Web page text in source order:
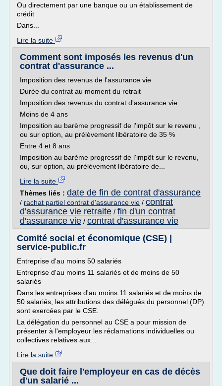
Ou directement par une banque ou un établissement de
crédit
Dans...
Lire la suite
Comment sont imposés les revenus d'un
contrat d'assurance ...
Imposition des revenus de l'assurance vie
Durée du contrat au moment du retrait
Imposition des revenus du contrat d'assurance vie
Moins de 4 ans
Imposition au barème progressif de l'impôt sur le revenu ,
ou sur option, au prélèvement libératoire de 35 %
Entre 4 et 8 ans
Imposition au barème progressif de l'impôt sur le revenu,
ou, sur option, au prélèvement libératoire de...
Lire la suite
Thèmes liés : date de fin de contrat d'assurance
/ rachat partiel contrat d'assurance vie / contrat
d'assurance vie retraite / fin d'un contrat
d'assurance vie / contrat d'assurance vie
Comité social et économique (CSE) |
service-public.fr
Entreprise d'au moins 50 salariés
Entreprise d'au moins 11 salariés et de moins de 50
salariés
Dans les entreprises d'au moins 11 salariés et de moins de
50 salariés, les attributions des délégués du personnel (DP)
sont exercées par le CSE.
La délégation du personnel au CSE a pour mission de
présenter à l'employeur les réclamations individuelles ou
collectives relatives aux...
Lire la suite
Que doit faire l'employeur en cas de décès
d'un salarié ...